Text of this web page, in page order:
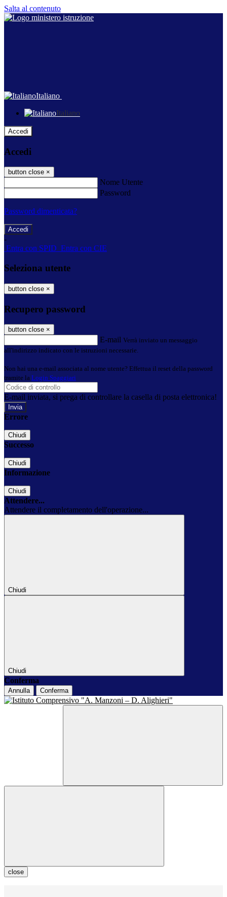
Salta al contenuto
Italiano
Italiano
Accedi
Accedi
button close ×
Nome Utente
Password
Password dimenticata?
-
Entra con SPID Entra con CIE
Seleziona utente
button close ×
Recupero password
button close ×
E-mail Verrà inviato un messaggio
all'indirizzo indicato con le istruzioni necessarie.
Non hai una e-mail associata al nome utente? Effettua il reset della password
tramite la Login Spaggiari
E-mail inviata, si prega di controllare la casella di posta elettronica!
Errore
Chiudi
Successo
Chiudi
Informazione
Chiudi
Attendere...
Attendere il completamento dell'operazione...
Chiudi
Chiudi
Conferma
Annulla Conferma
close